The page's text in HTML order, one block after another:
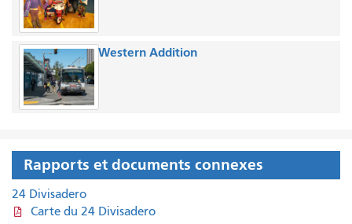
Western Addition
Rapports et documents connexes
24 Divisadero
Carte du 24 Divisadero